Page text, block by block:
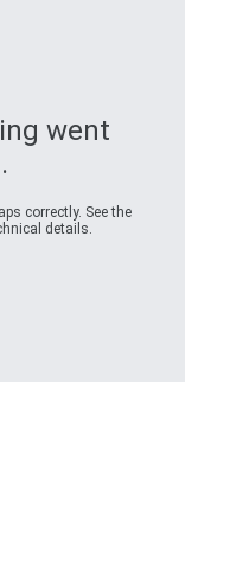
went
correctly. See the
details.